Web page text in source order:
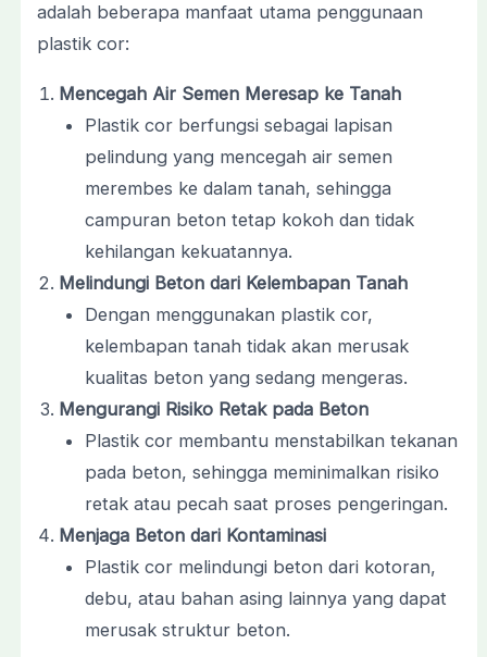
adalah beberapa manfaat utama penggunaan
plastik cor:
Mencegah Air Semen Meresap ke Tanah
Plastik cor berfungsi sebagai lapisan
pelindung yang mencegah air semen
merembes ke dalam tanah, sehingga
campuran beton tetap kokoh dan tidak
kehilangan kekuatannya.
Melindungi Beton dari Kelembapan Tanah
Dengan menggunakan plastik cor,
kelembapan tanah tidak akan merusak
kualitas beton yang sedang mengeras.
Mengurangi Risiko Retak pada Beton
Plastik cor membantu menstabilkan tekanan
pada beton, sehingga meminimalkan risiko
retak atau pecah saat proses pengeringan.
Menjaga Beton dari Kontaminasi
Plastik cor melindungi beton dari kotoran,
debu, atau bahan asing lainnya yang dapat
merusak struktur beton.